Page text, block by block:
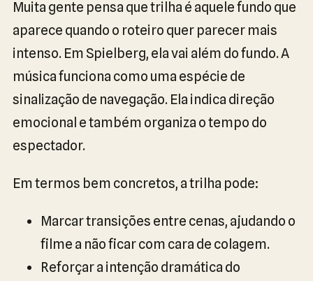
Muita gente pensa que trilha é aquele fundo que
aparece quando o roteiro quer parecer mais
intenso. Em Spielberg, ela vai além do fundo. A
música funciona como uma espécie de
sinalização de navegação. Ela indica direção
emocional e também organiza o tempo do
espectador.
Em termos bem concretos, a trilha pode:
Marcar transições entre cenas, ajudando o
filme a não ficar com cara de colagem.
Reforçar a intenção dramática do